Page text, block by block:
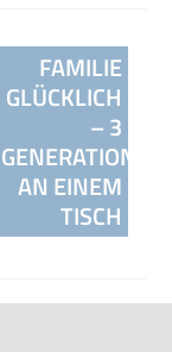
FAMILIE
GLÜCKLICH
– 3
GENERATIONEN
AN EINEM
TISCH